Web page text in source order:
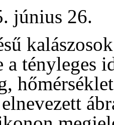
június 26.
tényleges